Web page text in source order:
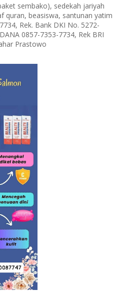
sembako), sedekah jariyah
quran, beasiswa, santunan yatim
Rek. Bank DKI No. 5272-
0857-7353-7734, Rek BRI
Prastowo